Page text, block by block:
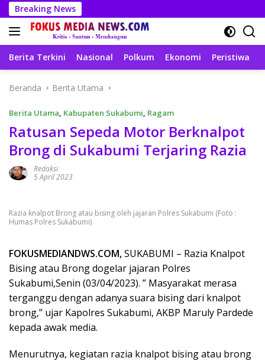
Langsung
ke
konten
Breaking News
Berita Terkini Nasional Polkum Ekonomi Peristiwa
Beranda Berita Utama
Berita Utama, Kabupaten Sukabumi, Ragam
Ratusan Sepeda Motor Berknalpot
Brong di Sukabumi Terjaring Razia
Redaksi
5 April 2023
Razia knalpot Brong atau bising oleh jajaran Polres Sukabumi (Foto :
Humas Polres Sukabumi)
FOKUSMEDIANDWS.COM,SUKABUMI – Razia Knalpot
Bising atau Brong dogelar jajaran Polres
Sukabumi,Senin (03/04/2023). ” Masyarakat merasa
terganggu dengan adanya suara bising dari knalpot
brong,” ujar Kapolres Sukabumi, AKBP Maruly Pardede
kepada awak media.
Menurutnya, kegiatan razia knalpot bising atau brong